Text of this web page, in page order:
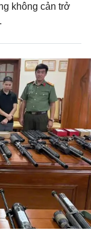
không cản trở